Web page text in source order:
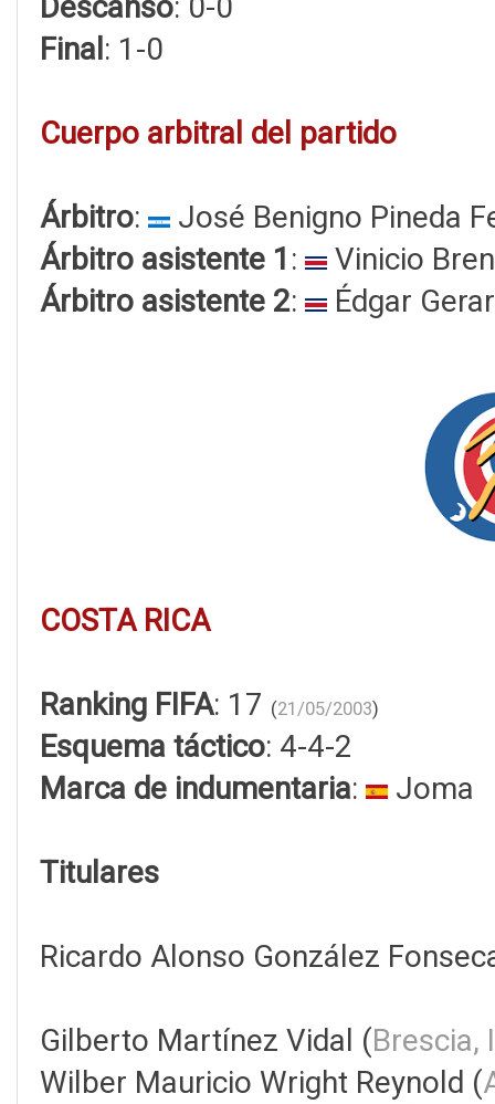
Final : 1-0
Cuerpo arbitral del partido
Árbitro:
José Benigno Pineda
Árbitro asistente 1 :
Vinicio
Árbitro asistente 2: Édgar
COSTA RICA
Ranking FIFA: 17 (21/05/2003)
Esquema táctico: 4-4-2
Marca de indumentaria: Joma
Titulares
Ricardo Alonso González
Gilberto Martínez Vidal (Brescia,
Wilber Mauricio Wright Reynold (